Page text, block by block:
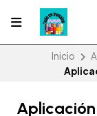
Inicio